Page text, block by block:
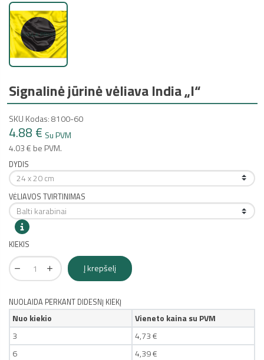
Signalinė jūrinė vėliava India „I“
SKU Kodas: 8100-60
4.88 € Su PVM
4.03 € be PVM.
DYDIS
VĖLIAVOS TVIRTINIMAS
KIEKIS
Į krepšelį
NUOLAIDA PERKANT DIDESNĮ KIEKĮ
Nuo kiekio
Vieneto kaina su PVM
3
4,73 €
6
4,39 €